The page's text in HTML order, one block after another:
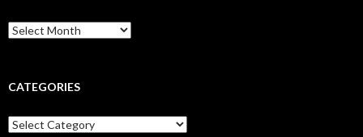
Archives
CATEGORIES
Categories